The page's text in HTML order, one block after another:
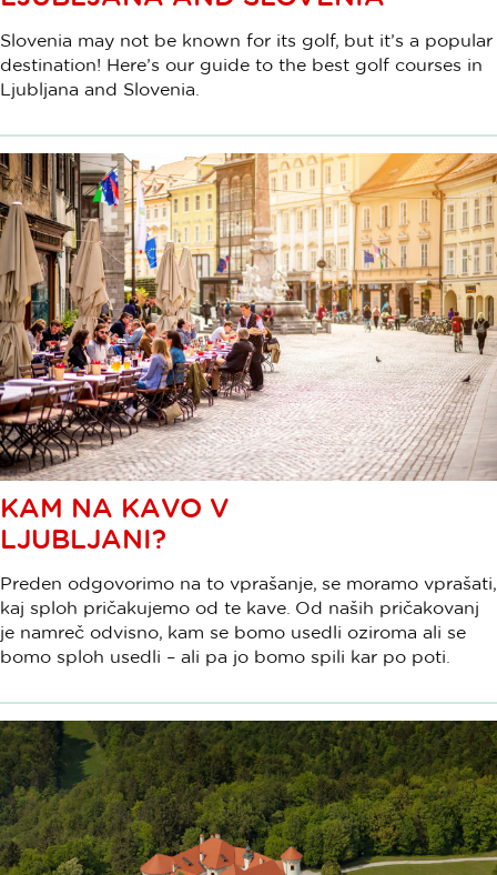
Slovenia may not be known for its golf, but it’s a popular
destination! Here’s our guide to the best golf courses in
Ljubljana and Slovenia.
KAM NA KAVO V
LJUBLJANI?
Preden odgovorimo na to vprašanje, se moramo vprašati,
kaj sploh pričakujemo od te kave. Od naših pričakovanj
je namreč odvisno, kam se bomo usedli oziroma ali se
bomo sploh usedli – ali pa jo bomo spili kar po poti.